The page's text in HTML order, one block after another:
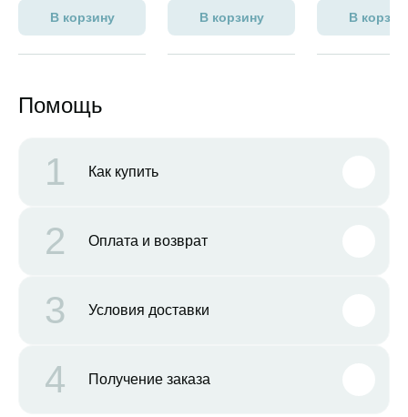
В корзину В корзину В
Помощь
1 Как купить
2 Оплата и возврат
3 Условия доставки
4 Получение заказа